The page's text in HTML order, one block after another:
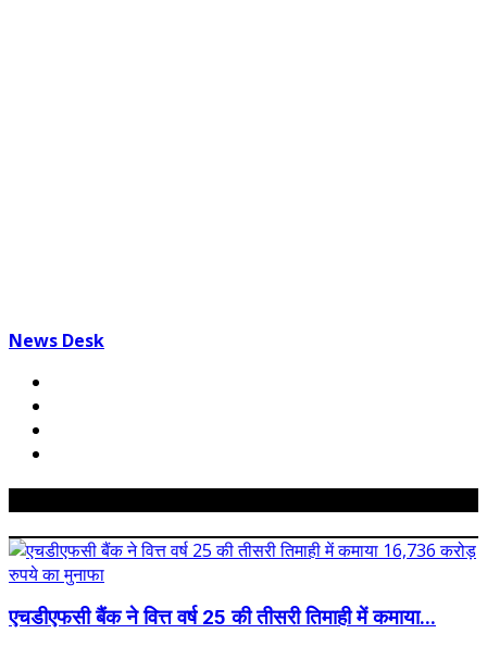
News Desk
एचडीएफसी बैंक ने वित्त वर्ष 25 की तीसरी तिमाही में कमाया...